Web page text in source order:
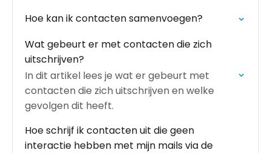
Hoe kan ik contacten samenvoegen?
Wat gebeurt er met contacten die zich
uitschrijven?
In dit artikel lees je wat er gebeurt met
contacten die zich uitschrijven en welke
gevolgen dit heeft.
Hoe schrijf ik contacten uit die geen
interactie hebben met mijn mails via de